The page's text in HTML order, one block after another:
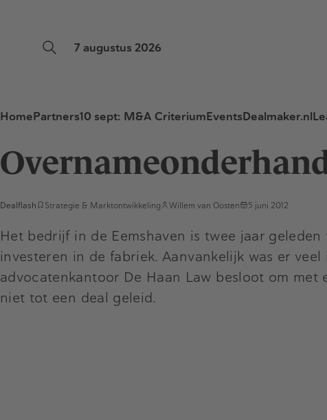
7 augustus 2026
HomePartners10 sept: M&A CriteriumEventsDealmaker.nl
Dealflash Strategie & Marktontwikkeling Willem van Oosten 5 juni 2012
Het bedrijf in de Eemshaven is twee jaar
investeren in de fabriek. Aanvankelijk was er
advocatenkantoor De Haan Law besloot om
niet tot een deal geleid.